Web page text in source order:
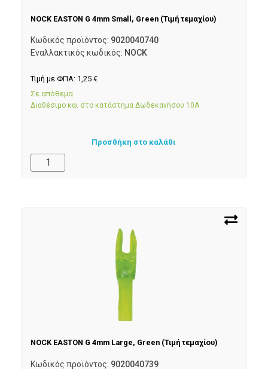
NOCK EASTON G 4mm Small, Green (Τιμή τεμαχίου)
Κωδικός προϊόντος: 9020040740
Εναλλακτικός κωδικός: NOCK
Τιμή με ΦΠΑ: 1,25 €
Σε απόθεμα
Διαθέσιμο και στο κατάστημα Δωδεκανήσου 10Α
Προσθήκη στο καλάθι
NOCK EASTON G 4mm Large, Green (Τιμή τεμαχίου)
Κωδικός προϊόντος: 9020040739